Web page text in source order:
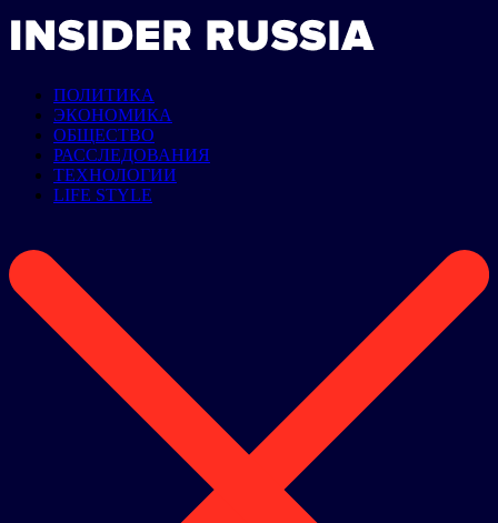
ПОЛИТИКА
ЭКОНОМИКА
ОБЩЕСТВО
РАССЛЕДОВАНИЯ
ТЕХНОЛОГИИ
LIFE STYLE